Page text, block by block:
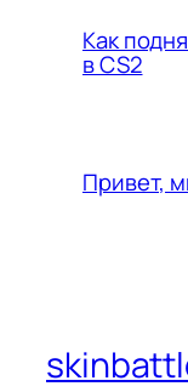
Как
в CS2
Привет,